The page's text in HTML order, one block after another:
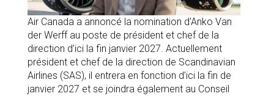
Air Canada a annoncé la nomination d’Anko Van
der Werff au poste de président et chef de la
direction d’ici la fin janvier 2027. Actuellement
président et chef de la direction de Scandinavian
Airlines (SAS), il entrera en fonction d’ici la fin de
janvier 2027 et se joindra également au Conseil